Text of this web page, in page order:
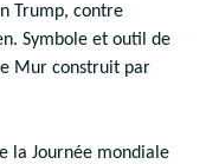
Trump, contre
Symbole et outil de
Mur construit par
la Journée mondiale